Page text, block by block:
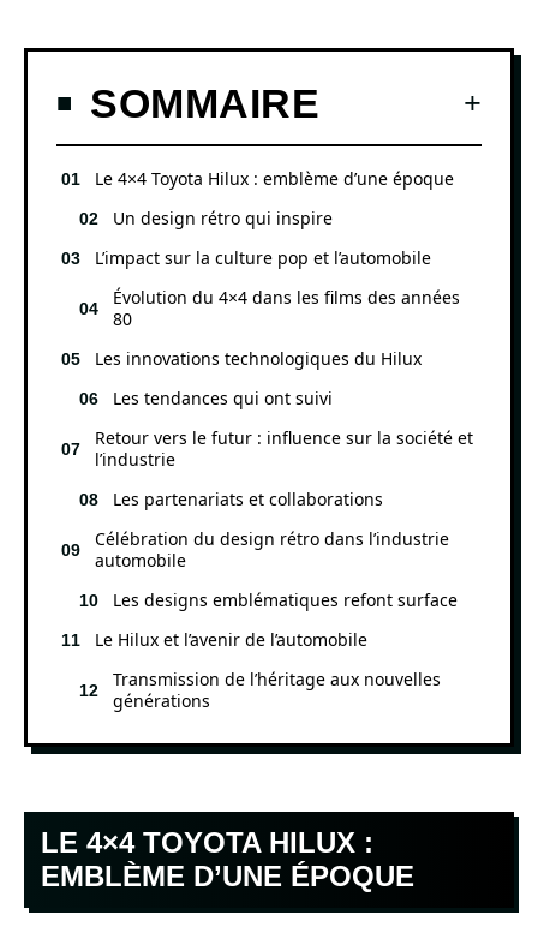
SOMMAIRE
Le 4×4 Toyota Hilux : emblème d’une époque
Un design rétro qui inspire
L’impact sur la culture pop et l’automobile
Évolution du 4×4 dans les films des années
80
Les innovations technologiques du Hilux
Les tendances qui ont suivi
Retour vers le futur : influence sur la société et
l’industrie
Les partenariats et collaborations
Célébration du design rétro dans l’industrie
automobile
Les designs emblématiques refont surface
Le Hilux et l’avenir de l’automobile
Transmission de l’héritage aux nouvelles
générations
LE 4×4 TOYOTA HILUX :
EMBLÈME D’UNE ÉPOQUE